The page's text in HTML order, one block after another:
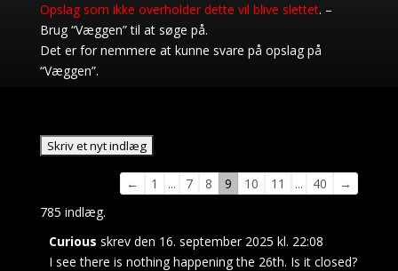
Opslag som ikke overholder dette vil blive slettet. –
Brug “Væggen” til at søge på.
Det er for nemmere at kunne svare på opslag på
“Væggen”.
Navigation
← 1 ... 7 8 9 10 11 ... 40
→
785 indlæg.
Curious skrev den 16. september 2025 kl. 22:08
I see there is nothing happening the 26th. Is it closed?